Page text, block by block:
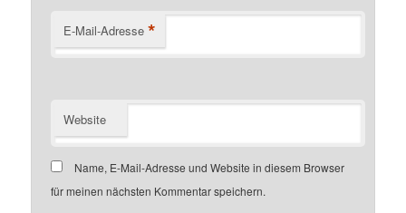
E-Mail-Adresse *
Website
Name, E-Mail-Adresse und Website in diesem Browser
für meinen nächsten Kommentar speichern.